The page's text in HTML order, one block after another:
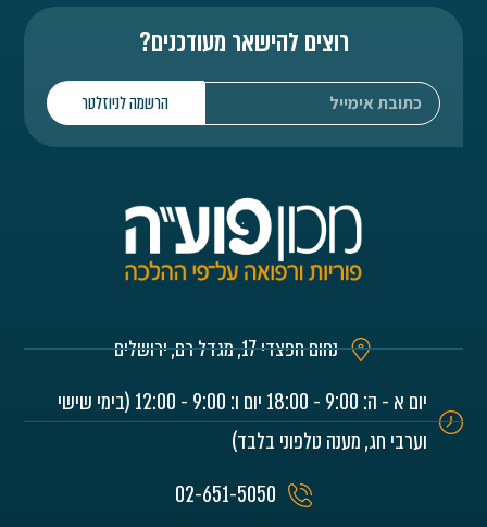
רוצים להישאר מעודכנים?
הרשמה לניוזלטר
נחום חפצדי 17, מגדל רם, ירושלים
יום א - ה: 9:00 - 18:00 יום ו: 9:00 - 12:00 (בימי שישי
וערבי חג, מענה טלפוני בלבד)
02-651-5050